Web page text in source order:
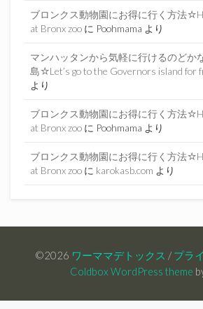
ブロンクス動物園にお得に行く方法
at Bronx zoo に Poohmama より
マンハッタンから気軽に行けるのど
島☆Let’s go to the Governors island for
より
ブロンクス動物園にお得に行く方法
at Bronx zoo に Poohmama より
ブロンクス動物園にお得に行く方法
at Bronx zoo に karokasb.com より
©2026 ワーママデトックス / プラ
Coldbox WordPress theme